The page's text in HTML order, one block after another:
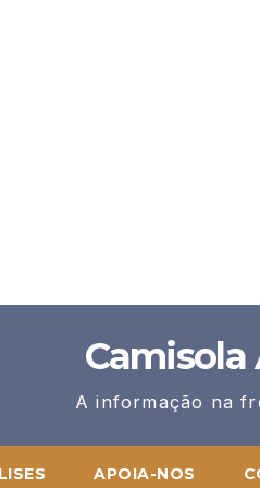
Camisola
A informação na
APOIA-NOS